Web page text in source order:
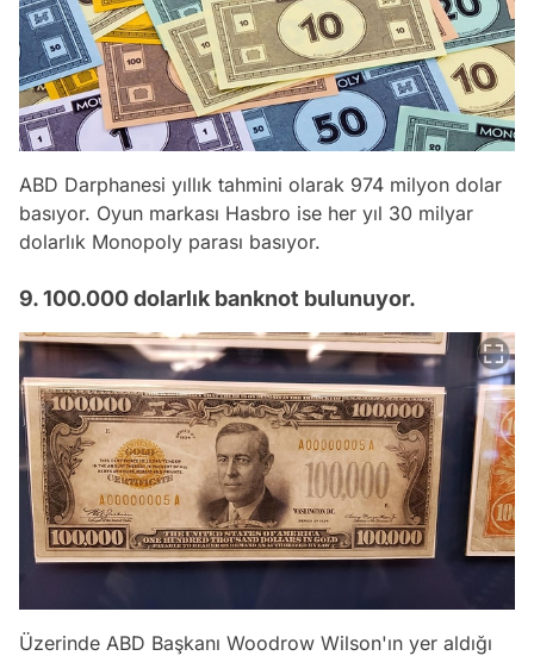
ABD Darphanesi yıllık tahmini olarak 974 milyon dolar
basıyor. Oyun markası Hasbro ise her yıl 30 milyar
dolarlık Monopoly parası basıyor.
9. 100.000 dolarlık banknot bulunuyor.
Üzerinde ABD Başkanı Woodrow Wilson'ın yer aldığı